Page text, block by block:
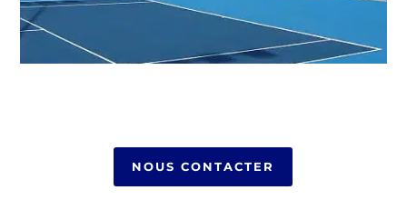
NOUS CONTACTER